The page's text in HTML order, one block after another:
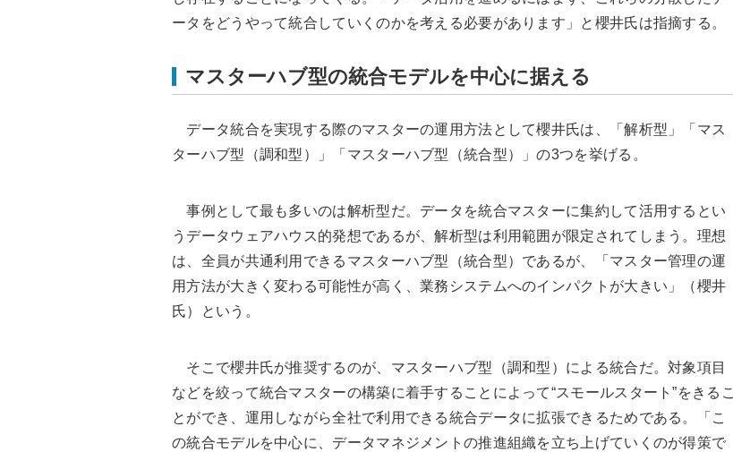
ータをどうやって統合していくのかを考える必要があります」と櫻井氏は指摘する。
マスターハブ型の統合モデルを中心に据える
データ統合を実現する際のマスターの運用方法として櫻井氏は、「解析型」「マス
ターハブ型（調和型）」「マスターハブ型（統合型）」の3つを挙げる。
事例として最も多いのは解析型だ。データを統合マスターに集約して活用するとい
うデータウェアハウス的発想であるが、解析型は利用範囲が限定されてしまう。理想
は、全員が共通利用できるマスターハブ型（統合型）であるが、「マスター管理の運
用方法が大きく変わる可能性が高く、業務システムへのインパクトが大きい」（櫻井
氏）という。
そこで櫻井氏が推奨するのが、マスターハブ型（調和型）による統合だ。対象項目
などを絞って統合マスターの構築に着手することによって“スモールスタート”をきるこ
とができ、運用しながら全社で利用できる統合データに拡張できるためである。「こ
の統合モデルを中心に、データマネジメントの推進組織を立ち上げていくのが得策で